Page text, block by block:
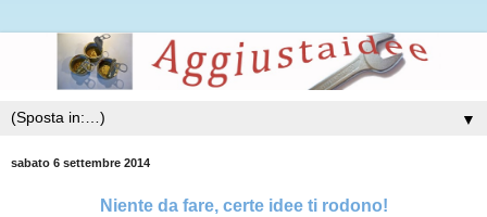
▼
sabato 6 settembre 2014
Niente da fare, certe idee ti rodono!